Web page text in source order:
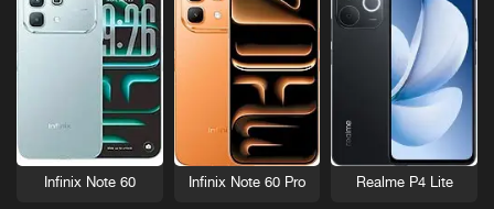
Realme P4 Lite
Infinix Note 60 Pro
Infinix Note 60